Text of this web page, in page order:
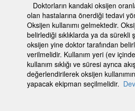
Doktorların kandaki oksijen
olan hastalarına önerdiği tedavi
Oksijen kullanımı gelmektedir.
belirlediği sıklıklarda ya da sürekli
oksijen yine doktor tarafından
verilmelidir. Kullanım yeri (ev
kullanım sıklığı ve süresi ayrıca
değerlendirilerek oksijen
yapacak ekipman seçilmelidir.